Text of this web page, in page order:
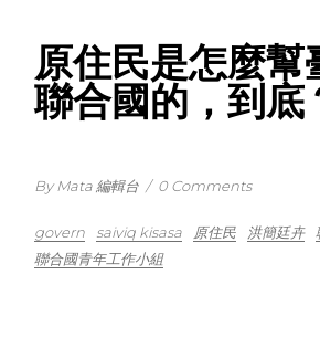
原住民是怎麼幫
聯合國的，到底
By Mata 編輯台 / 0 Comments
govern saiviq kisasa 原住民 洪簡廷卉
聯合國青年工作小組